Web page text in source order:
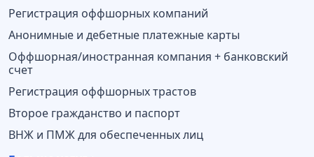
Регистрация оффшорных компаний
Анонимные и дебетные платежные карты
Оффшорная/иностранная компания + банковский
счет
Регистрация оффшорных трастов
Второе гражданство и паспорт
ВНЖ и ПМЖ для обеспеченных лиц